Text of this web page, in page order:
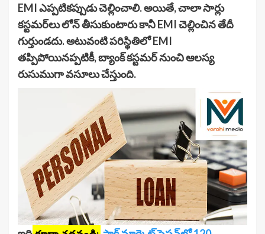
EMI ఎప్పటికప్పుడు చెల్లించాలి. అయితే, చాలా సార్లు
కస్టమర్‌లు లోన్ తీసుకుంటారు కానీ EMI చెల్లించిన తేదీ
గుర్తుండదు. అటువంటి పరిస్థితిలో EMI
తప్పిపోయినప్పటికీ, బ్యాంక్ కస్టమర్ నుంచి ఆలస్య
రుసుముగా వసూలు చేస్తుంది.